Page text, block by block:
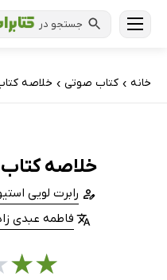
جستجو در
خانه › کتاب‌ صوتی › خلاصه
خلاصه
رابرت لویی
فاطمه عبدی
★
★